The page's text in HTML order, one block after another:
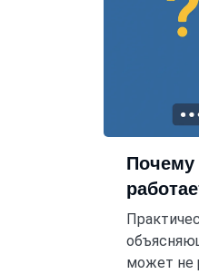
Почему
может не